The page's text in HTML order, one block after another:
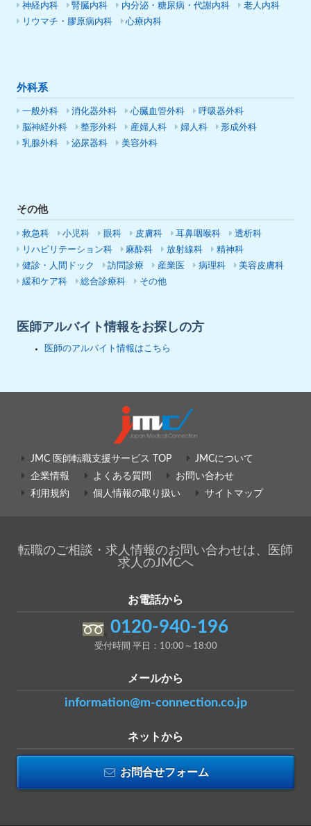
神経内科
腎臓内科 内分泌・糖尿病・代謝内科
老人内科
リウマチ・膠原病内科
心療内科
外科系
一般外科 消化器外科 心臓血管外科
呼吸器外科
脳神経外科
整形外科 産婦人科 婦人科
形成外科
乳腺外科
泌尿器科 美容外科
その他
救急科 小児科 眼科 皮膚科 耳鼻咽喉科
透析科
リハビリテーション科
麻酔科 放射線科
精神科
健診・人間ドック
訪問診療 産業医 病理科
美容皮膚科
緩和ケア科
総合診療科 その他
医師アルバイト情報をお探しの方
医師のアルバイト情報はこちら
JMC 医師転職支援サービス TOP
JMCについて
企業情報
よくある質問
お問い合わせ
利用規約
個人情報の取り扱い サイトマップ
転職のご相談・求人情報のお問い合わせは、医師
求人のJMCへ
お電話から
0120-940-196
受付時間 平日：10:00～18:00
メールから
information@m-connection.co.jp
ネットから
お問合せフォーム